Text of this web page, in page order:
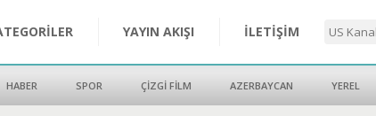
YAYIN AKIŞI İLETİŞİM
HABER SPOR ÇİZGİ FİLM AZERBAYCAN YEREL